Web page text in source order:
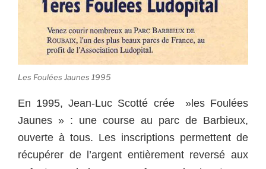
Les Foulées Jaunes 1995
En 1995, Jean-Luc Scotté crée »les Foulées
Jaunes » : une course au parc de Barbieux,
ouverte à tous. Les inscriptions permettent de
récupérer de l’argent entièrement reversé aux